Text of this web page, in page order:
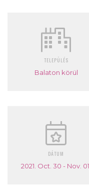
TELEPÜLÉS
Balaton körül
DÁTUM
2021. Oct. 30 - Nov. 01.